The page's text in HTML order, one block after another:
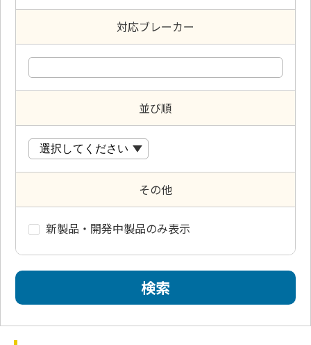
対応ブレーカー
並び順
その他
新製品・開発中製品のみ表示